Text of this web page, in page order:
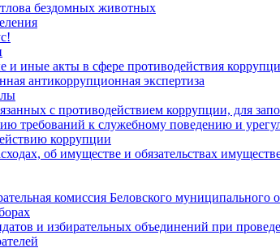
бездомных животных
и иные акты в сфере противодействия
антикоррупционная экспертиза
с противодействием коррупции, для
требований к служебному поведению и
коррупции
об имуществе и обязательствах
комиссия Беловского муниципального
и избирательных объединений при